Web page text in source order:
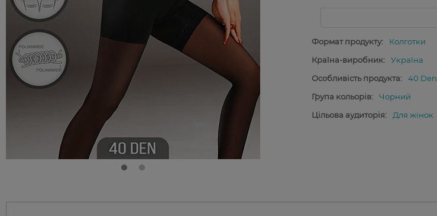
Формат продукту:
Колготки
Країна-виробник:
Україна
Особливість продукта:
40 Den
Група кольорів:
Чорний
Цільова аудиторія:
Для жінок